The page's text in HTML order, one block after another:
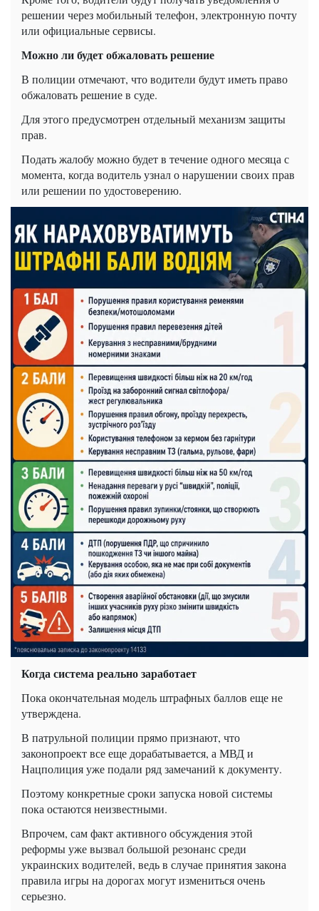
решении через мобильный телефон, электронную почту
или официальные сервисы.
Можно ли будет обжаловать решение
В полиции отмечают, что водители будут иметь право
обжаловать решение в суде.
Для этого предусмотрен отдельный механизм защиты
прав.
Подать жалобу можно будет в течение одного месяца с
момента, когда водитель узнал о нарушении своих прав
или решении по удостоверению.
Когда система реально заработает
Пока окончательная модель штрафных баллов еще не
утверждена.
В патрульной полиции прямо признают, что
законопроект все еще дорабатывается, а МВД и
Нацполиция уже подали ряд замечаний к документу.
Поэтому конкретные сроки запуска новой системы
пока остаются неизвестными.
Впрочем, сам факт активного обсуждения этой
реформы уже вызвал большой резонанс среди
украинских водителей, ведь в случае принятия закона
правила игры на дорогах могут измениться очень
серьезно.